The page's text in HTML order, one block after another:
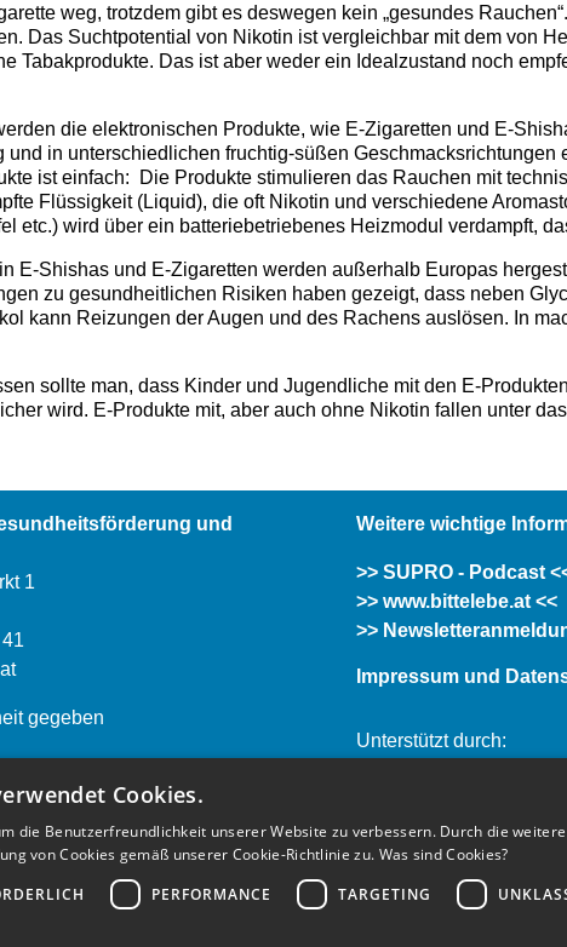
weg, trotzdem gibt es deswegen kein „gesundes
Das Suchtpotential von Nikotin ist vergleichbar mit dem von
Tabakprodukte. Das ist aber weder ein Idealzustand noch
die elektronischen Produkte, wie E-Zigaretten und E-
und in unterschiedlichen fruchtig-süßen
ist einfach: Die Produkte stimulieren das Rauchen mit
Flüssigkeit (Liquid), die oft Nikotin und verschiedene
etc.) wird über ein batteriebetriebenes Heizmodul verdampft,
E-Shishas und E-Zigaretten werden außerhalb Europas
zu gesundheitlichen Risiken haben gezeigt, dass neben
kann Reizungen der Augen und des Rachens auslösen. In
sollte man, dass Kinder und Jugendliche mit den E-
wird. E-Produkte mit, aber auch ohne Nikotin fallen unter
und
1
gegeben
von 9.00 bis 12.00 Uhr
13.00 bis 16.00 Uhr
anderer österreichischen
finden SieHIER
Weitere wichtige
>> SUPRO - Podcast
>> www.bittelebe.at <<
>>
Impressum und
Unterstützt durch:
Cookies.
die Benutzerfreundlichkeit unserer Website zu verbessern. Durch die
von Cookies gemäß unserer Cookie-Richtlinie zu. Was sind Cookies?
PERFORMANCE TARGETING